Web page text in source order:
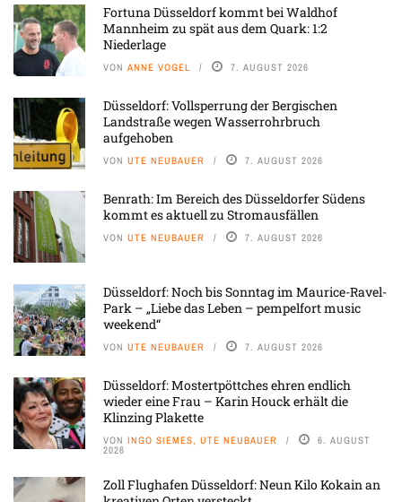
Fortuna Düsseldorf kommt bei Waldhof
Mannheim zu spät aus dem Quark: 1:2
Niederlage
VON ANNE VOGEL 7. AUGUST 2026
Düsseldorf: Vollsperrung der Bergischen
Landstraße wegen Wasserrohrbruch
aufgehoben
VON UTE NEUBAUER 7. AUGUST 2026
Benrath: Im Bereich des Düsseldorfer Südens
kommt es aktuell zu Stromausfällen
VON UTE NEUBAUER 7. AUGUST 2026
Düsseldorf: Noch bis Sonntag im Maurice-Ravel-
Park – „Liebe das Leben – pempelfort music
weekend“
VON UTE NEUBAUER 7. AUGUST 2026
Düsseldorf: Mostertpöttches ehren endlich
wieder eine Frau – Karin Houck erhält die
Klinzing Plakette
VON INGO SIEMES, UTE NEUBAUER 6. AUGUST
2026
Zoll Flughafen Düsseldorf: Neun Kilo Kokain an